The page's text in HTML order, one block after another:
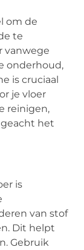
om de
te
vanwege
onderhoud,
is cruciaal
je vloer
reinigen,
het
is
van stof
Dit helpt
Gebruik